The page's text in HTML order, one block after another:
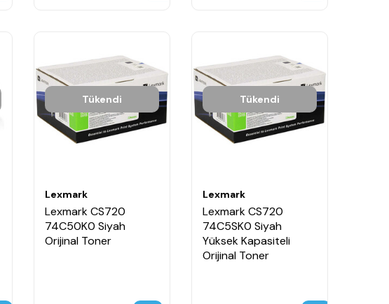
Tükendi
Lexmark
Lexmark CS720
74C50K0 Siyah
Orijinal Toner
Tükendi
Lexmark
Lexmark CS720
74C5SK0 Siyah
Yüksek Kapasiteli
Orijinal Toner